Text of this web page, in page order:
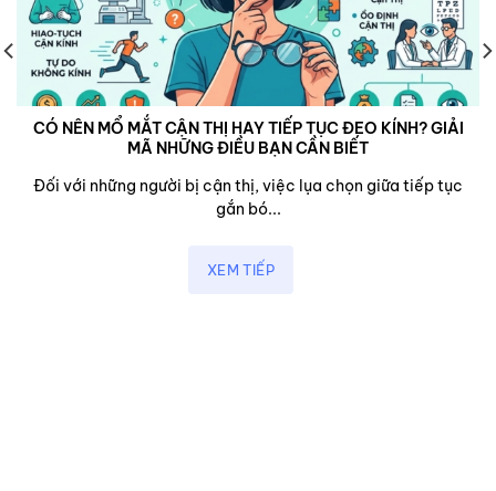
CÓ NÊN MỔ MẮT CẬN THỊ HAY TIẾP TỤC ĐEO KÍNH? GIẢI
MÃ NHỮNG ĐIỀU BẠN CẦN BIẾT
Đối với những người bị cận thị, việc lụa chọn giữa tiếp tục
gắn bó...
XEM TIẾP